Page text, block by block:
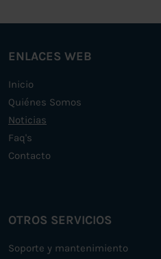
ENLACES WEB
Inicio
Quiénes Somos
Noticias
Faq's
Contacto
OTROS SERVICIOS
Soporte y mantenimiento